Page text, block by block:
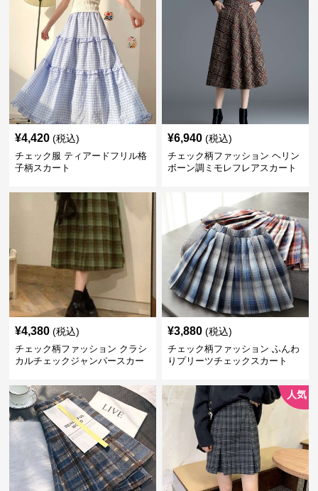
¥4,420 (税込)
チェック服 ティアードフリル格
子柄スカート
¥6,940 (税込)
チェック柄ファッション ヘリン
ボーン調ミモレフレアスカート
¥4,380 (税込)
チェック柄ファッション クラシ
カルチェックジャンパースカー
¥3,880 (税込)
チェック柄ファッション ふんわ
りプリーツチェックスカート
人気